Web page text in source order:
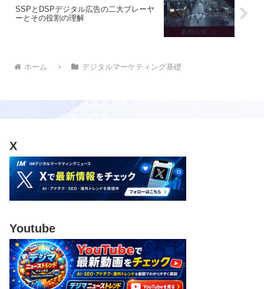
SSPとDSPデジタル広告の二大プレーヤ
ーとその役割の理解
ホーム デジタルマーケティング基礎
X
Youtube